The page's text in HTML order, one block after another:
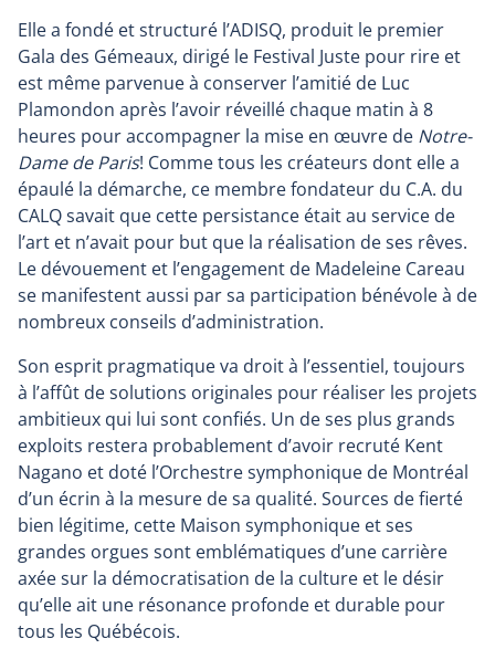
Elle a fondé et structuré l’ADISQ, produit le premier
Gala des Gémeaux, dirigé le Festival Juste pour rire et
est même parvenue à conserver l’amitié de Luc
Plamondon après l’avoir réveillé chaque matin à 8
heures pour accompagner la mise en œuvre de Notre-
Dame de Paris! Comme tous les créateurs dont elle a
épaulé la démarche, ce membre fondateur du C.A. du
CALQ savait que cette persistance était au service de
l’art et n’avait pour but que la réalisation de ses rêves.
Le dévouement et l’engagement de Madeleine Careau
se manifestent aussi par sa participation bénévole à de
nombreux conseils d’administration.
Son esprit pragmatique va droit à l’essentiel, toujours
à l’affût de solutions originales pour réaliser les projets
ambitieux qui lui sont confiés. Un de ses plus grands
exploits restera probablement d’avoir recruté Kent
Nagano et doté l’Orchestre symphonique de Montréal
d’un écrin à la mesure de sa qualité. Sources de fierté
bien légitime, cette Maison symphonique et ses
grandes orgues sont emblématiques d’une carrière
axée sur la démocratisation de la culture et le désir
qu’elle ait une résonance profonde et durable pour
tous les Québécois.